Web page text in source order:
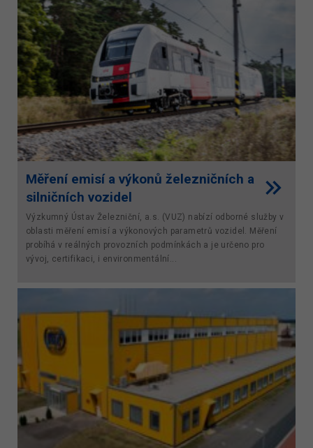
Měření emisí a výkonů železničních a
silničních vozidel
Výzkumný Ústav Železniční, a.s. (VUZ) nabízí odborné služby v
oblasti měření emisí a výkonových parametrů vozidel. Měření
probíhá v reálných provozních podmínkách a je určeno pro
vývoj, certifikaci, i environmentální...